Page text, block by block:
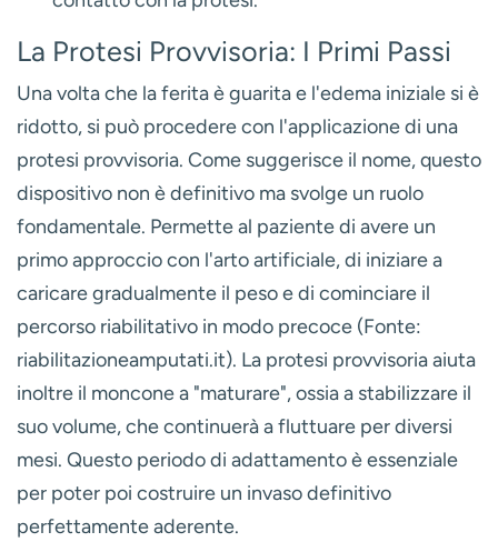
La Protesi Provvisoria: I Primi Passi
Una volta che la ferita è guarita e l'edema iniziale si è
ridotto, si può procedere con l'applicazione di una
protesi provvisoria. Come suggerisce il nome, questo
dispositivo non è definitivo ma svolge un ruolo
fondamentale. Permette al paziente di avere un
primo approccio con l'arto artificiale, di iniziare a
caricare gradualmente il peso e di cominciare il
percorso riabilitativo in modo precoce (Fonte:
riabilitazioneamputati.it). La protesi provvisoria aiuta
inoltre il moncone a "maturare", ossia a stabilizzare il
suo volume, che continuerà a fluttuare per diversi
mesi. Questo periodo di adattamento è essenziale
per poter poi costruire un invaso definitivo
perfettamente aderente.